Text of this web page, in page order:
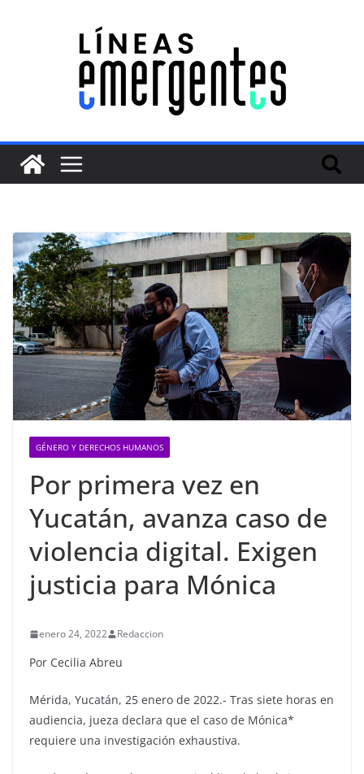
GÉNERO Y DERECHOS HUMANOS
Por primera vez en
Yucatán, avanza caso de
violencia digital. Exigen
justicia para Mónica
enero 24, 2022 Redaccion
Por Cecilia Abreu
Mérida, Yucatán, 25 enero de 2022.- Tras siete horas en
audiencia, jueza declara que el caso de Mónica*
requiere una investigación exhaustiva.